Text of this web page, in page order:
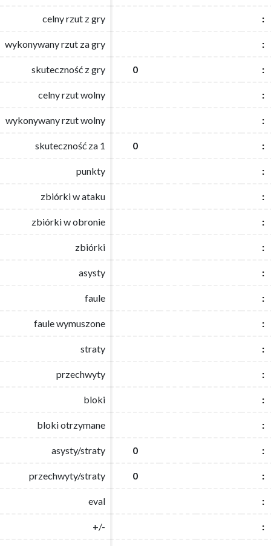
celny rzut z gry :
wykonywany rzut za gry :
skuteczność z gry 0 :
celny rzut wolny :
wykonywany rzut wolny :
skuteczność za 1 0 :
punkty :
zbiórki w ataku :
zbiórki w obronie :
zbiórki :
asysty :
faule :
faule wymuszone :
straty :
przechwyty :
bloki :
bloki otrzymane :
asysty/straty 0 :
przechwyty/straty 0 :
eval :
+/- :
celny rzut z gry :
wykonywany rzut za gry :
skuteczność z gry 0 :
celny rzut wolny :
wykonywany rzut wolny :
skuteczność za 1 0 :
punkty :
zbiórki w ataku :
zbiórki w obronie :
zbiórki :
asysty :
faule :
faule wymuszone :
straty :
przechwyty :
bloki :
bloki otrzymane :
asysty/straty 0 :
przechwyty/straty 0 :
eval :
+/- :